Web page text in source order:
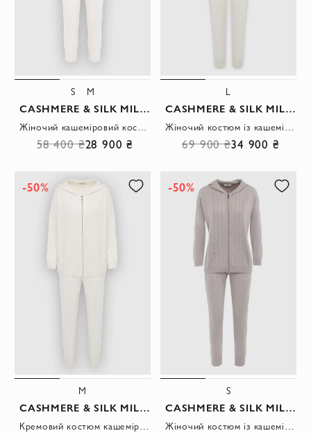
S M
CASHMERE & SILK MILANO
58 400 ₴28 900 ₴
L
CASHMERE & SILK MILANO
69 900 ₴34 900 ₴
-50%
M
CASHMERE & SILK MILANO
-50%
S
CASHMERE & SILK MILANO